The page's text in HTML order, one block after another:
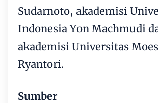
Sudarnoto, akademisi
Indonesia Yon Machmudi
akademisi Universitas
Ryantori.
Sumber